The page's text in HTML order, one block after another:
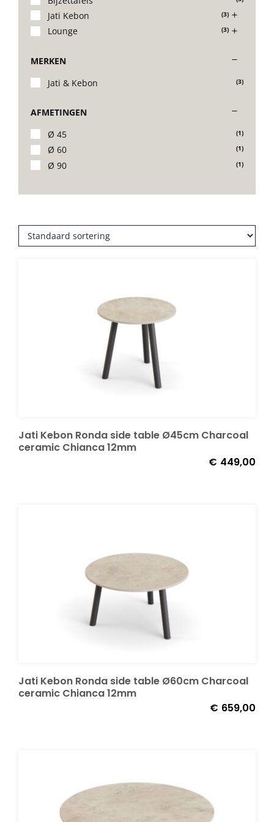
Stoelen
Tafels
Barset
Banken
Jati Kebon (3)
Lounge (3)
MERKEN
Jati & Kebon
(3)
AFMETINGEN
Ø 45
(1)
Ø 60 (1)
Ø 90 (1)
Jati Kebon Ronda side table Ø45cm Charcoal
ceramic Chianca 12mm
€ 449,00
Jati Kebon Ronda side table Ø60cm Charcoal
ceramic Chianca 12mm
€ 659,00